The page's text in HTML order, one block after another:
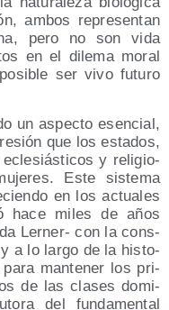
ambos repre­sen­tan
pero no son vida
en el dile­ma moral
ser vivo futu­ro
un aspec­to esen­cial,
que los esta­dos,
ecle­siás­ti­cos y reli­gio­
Este sis­te­ma
en los actua­les
hace miles de años
Ler­ner- con la cons­
a lo lar­go de la his­to­
man­te­ner los pri­
de las cla­ses domi­
del fun­da­men­tal